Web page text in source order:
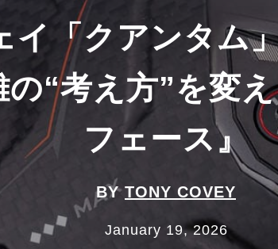
イ「クアンタム
の“考え方”を変
フェース』
BYTONY COVEY
January 19, 2026